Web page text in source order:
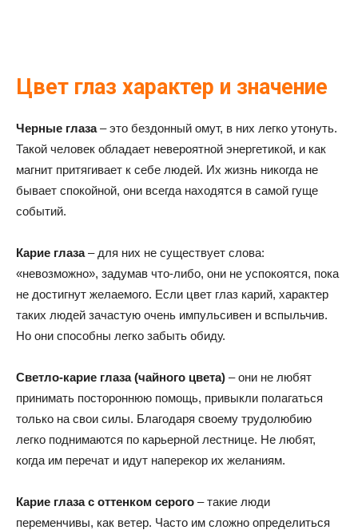
Цвет глаз характер и значение
Черные глаза– это бездонный омут, в них легко утонуть.
Такой человек обладает невероятной энергетикой, и как
магнит притягивает к себе людей. Их жизнь никогда не
бывает спокойной, они всегда находятся в самой гуще
событий.
Карие глаза– для них не существует слова:
«невозможно», задумав что-либо, они не успокоятся, пока
не достигнут желаемого. Если цвет глаз карий, характер
таких людей зачастую очень импульсивен и вспыльчив.
Но они способны легко забыть обиду.
Светло-карие глаза (чайного цвета) – они не любят
принимать постороннюю помощь, привыкли полагаться
только на свои силы. Благодаря своему трудолюбию
легко поднимаются по карьерной лестнице. Не любят,
когда им перечат и идут наперекор их желаниям.
Карие глаза с оттенком серого – такие люди
переменчивы, как ветер. Часто им сложно определиться